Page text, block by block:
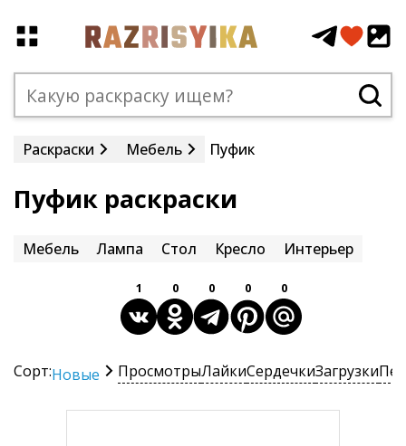
Раскраски Мебель Пуфик
Пуфик раскраски
Мебель Лампа Стол Кресло Интерьер
1 0 0 0 0
Сорт:Новые ПросмотрыЛайкиСердечкиЗагрузки